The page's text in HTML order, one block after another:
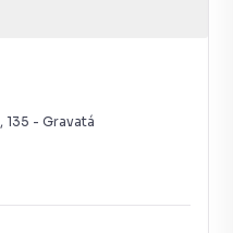
, 135 - Gravatá